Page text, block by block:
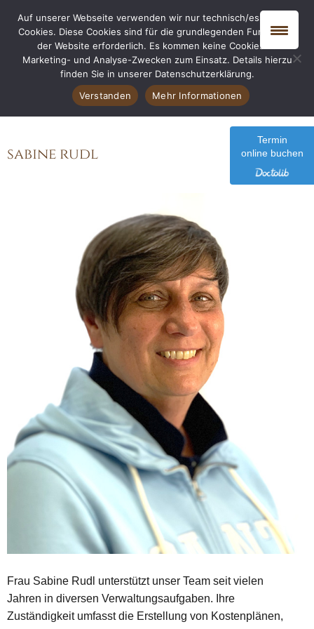
Termin
online buchen
praxis>team> sabine rudl
sabine rudl
Frau Sabine Rudl unterstützt unser Team seit vielen
Jahren in diversen Verwaltungsaufgaben. Ihre
Zuständigkeit umfasst die Erstellung von Kostenplänen,
Auf unserer Webseite verwenden wir nur technisch/essentielle
Cookies. Diese Cookies sind für die grundlegenden Funktionen
der Website erforderlich. Es kommen keine Cookies zu
Marketing- und Analyse-Zwecken zum Einsatz. Details hierzu
finden Sie in unserer Datenschutzerklärung.
Verstanden
Mehr Informationen